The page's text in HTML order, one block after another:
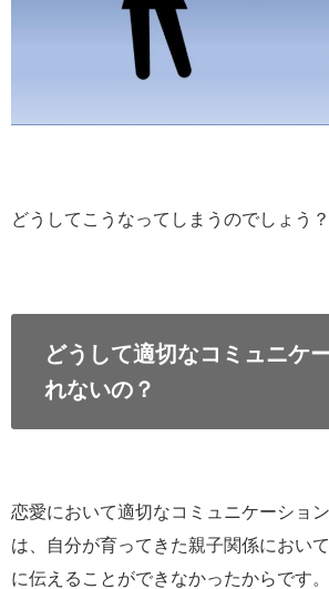
どうしてこうなってしまうのでしょう？
どうして適切なコミュニケ
れないの？
恋愛において適切なコミュニケーショ
は、自分が育ってきた親子関係におい
に伝えることができなかったからです。